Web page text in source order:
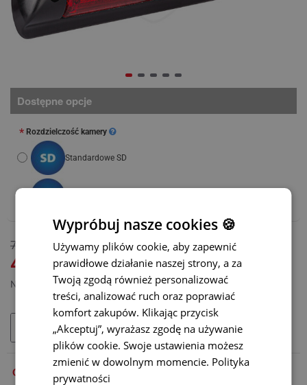
470 zł
760 zł
Netto: 382,11 zł
MODEL: BC-001
Dostępne opcje
Rozdzielczość kamery
Standardowe SD
DODAJ DO KOSZYKA
OPIS
Wypróbuj nasze cookies 🍪
Używamy plików cookie, aby zapewnić
prawidłowe działanie naszej strony, a za
Twoją zgodą również personalizować
treści, analizować ruch oraz poprawiać
komfort zakupów. Klikając przycisk
„Akceptuj”, wyrażasz zgodę na używanie
plików cookie. Swoje ustawienia możesz
zmienić w dowolnym momencie. Polityka
prywatności